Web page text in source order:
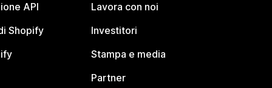
API
Shopify
Lavora con noi
Investitori
Stampa e media
Partner